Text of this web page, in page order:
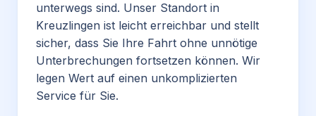
unterwegs sind. Unser Standort in
Kreuzlingen ist leicht erreichbar und stellt
sicher, dass Sie Ihre Fahrt ohne unnötige
Unterbrechungen fortsetzen können. Wir
legen Wert auf einen unkomplizierten
Service für Sie.